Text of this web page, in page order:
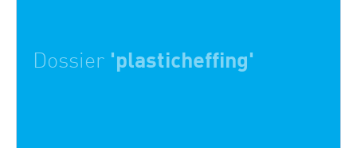
Dossier 'plasticheffing'